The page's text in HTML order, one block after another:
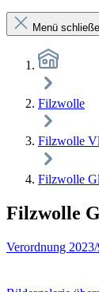
Menü
Filzwolle
Filzwolle
Filzwolle
Filzwolle
Verordnung